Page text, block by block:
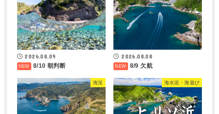
2026.08.09
8/10 朝判断
2026.08.08
8/9 欠航
海況 海水浴・海遊び